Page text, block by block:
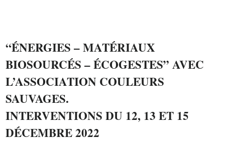
“ÉNERGIES – MATÉRIAUX
BIOSOURCÉS – ÉCOGESTES” AVEC
L’ASSOCIATION COULEURS
SAUVAGES.
INTERVENTIONS DU 12, 13 ET 15
DÉCEMBRE 2022